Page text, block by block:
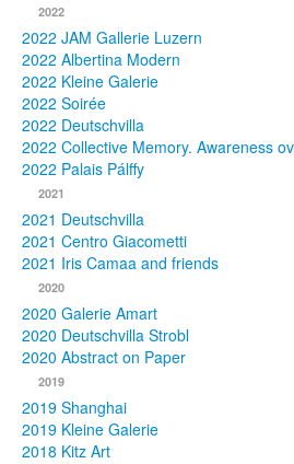
Publikationen
Texte
Sammlungen
2022
2022 JAM Gallerie Luzern
2022 Albertina Modern
2022 Kleine Galerie
2022 Soirée
2022 Deutschvilla
2022 Collective Memory. Awareness
2022 Palais Pálffy
2021
2021 Deutschvilla
2021 Centro Giacometti
2021 Iris Camaa and friends
2020
2020 Galerie Amart
2020 Deutschvilla Strobl
2020 Abstract on Paper
2019
2019 Shanghai
2019 Kleine Galerie
2018 Kitz Art